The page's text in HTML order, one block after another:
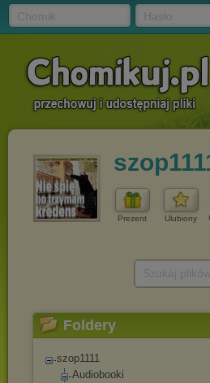
Prezent Ulubiony
Foldery
szop1111
Audiobooki